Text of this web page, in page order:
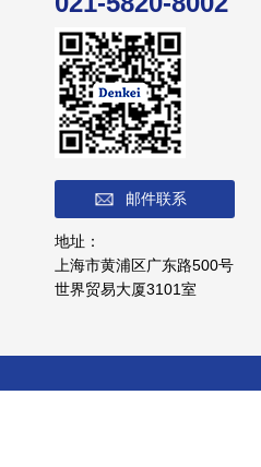
邮件联系
地址：
上海市黄浦区广东路500号
世界贸易大厦3101室